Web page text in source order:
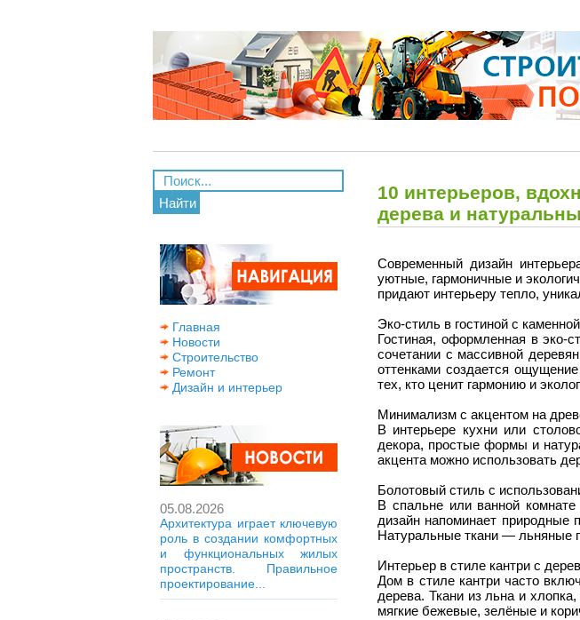
Найти
Главная
Новости
Строительство
Ремонт
Дизайн и интерьер
05.08.2026
Архитектура играет ключевую
роль в создании комфортных
и функциональных жилых
пространств. Правильное
проектирование...
10 интерьеров,
дерева и
Современный дизайн
уютные, гармоничные и
придают интерьеру тепло,
Эко-стиль в гостиной с
Гостиная, оформленная в эко-
сочетании с массивной
оттенками создается
тех, кто ценит гармонию и
Минимализм с акцентом на
В интерьере кухни или
декора, простые формы и
акцента можно использовать
Болотовый стиль с
В спальне или ванной
дизайн напоминает природные
Натуральные ткани — льняные
Интерьер в стиле кантри с
Дом в стиле кантри часто
дерева. Ткани из льна и
мягкие бежевые, зелёные и